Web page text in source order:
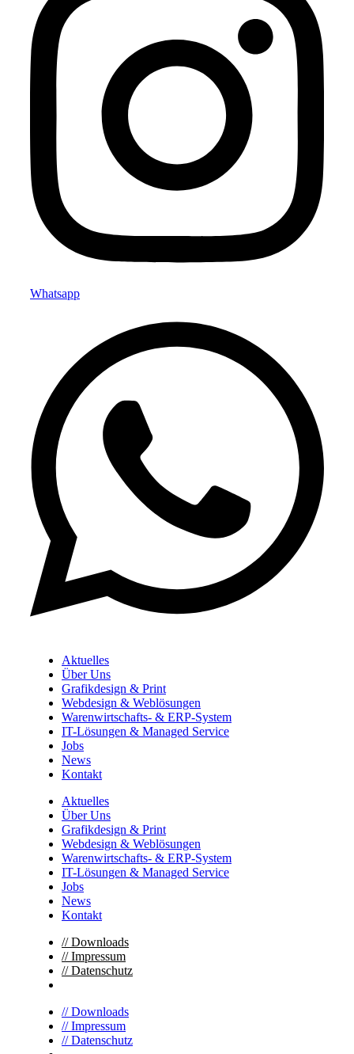
Whatsapp
Aktuelles
Über Uns
Grafikdesign & Print
Webdesign & Weblösungen
Warenwirtschafts- & ERP-System
IT-Lösungen & Managed Service
Jobs
News
Kontakt
Aktuelles
Über Uns
Grafikdesign & Print
Webdesign & Weblösungen
Warenwirtschafts- & ERP-System
IT-Lösungen & Managed Service
Jobs
News
Kontakt
// Downloads
// Impressum
// Datenschutz
// Downloads
// Impressum
// Datenschutz